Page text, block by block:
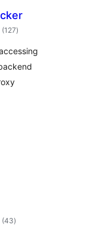
(127টা
মুঠ)
(43টা
মুঠ)